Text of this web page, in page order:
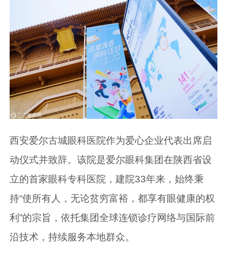
西安爱尔古城眼科医院作为爱心企业代表出席启
动仪式并致辞。该院是爱尔眼科集团在陕西省设
立的首家眼科专科医院，建院33年来，始终秉
持“使所有人，无论贫穷富裕，都享有眼健康的权
利”的宗旨，依托集团全球连锁诊疗网络与国际前
沿技术，持续服务本地群众。